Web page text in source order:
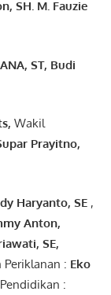
, SH. M. Fauzie
ST, Budi
Wakil
Prayitno,
Haryanto, SE,
Anton,
, SE,
: Eko
: